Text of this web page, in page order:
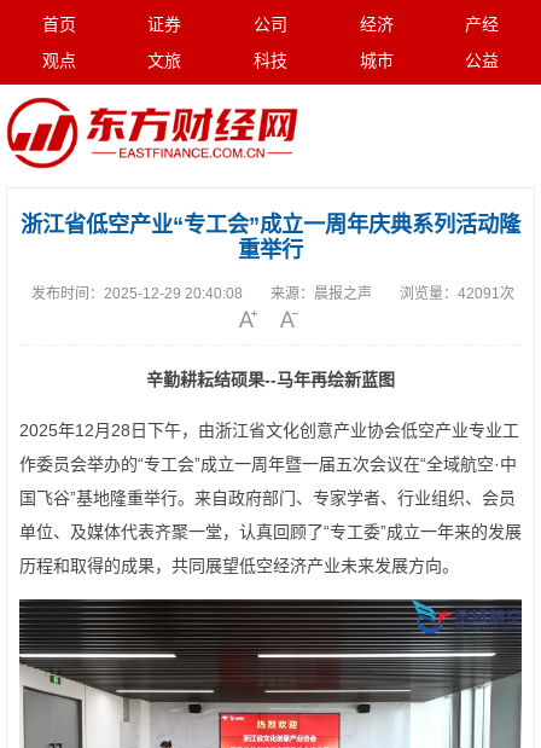
首页 证券 公司 经济
产经
观点
文旅 科技 城市 公益
浙江省低空产业“专工会”成立一周年庆典系列活动隆
重举行
发布时间： 2025-12-29 20:40:08 来源： 晨报之声 浏览量： 42091次
辛勤耕耘结硕果--马年再绘新蓝图
2025年12月28日下午，由浙江省文化创意产业协会低空产业专业工
作委员会举办的“专工会”成立一周年暨一届五次会议在“全域航空·中
国飞谷”基地隆重举行。来自政府部门、专家学者、行业组织、会员
单位、及媒体代表齐聚一堂，认真回顾了“专工委”成立一年来的发展
历程和取得的成果，共同展望低空经济产业未来发展方向。